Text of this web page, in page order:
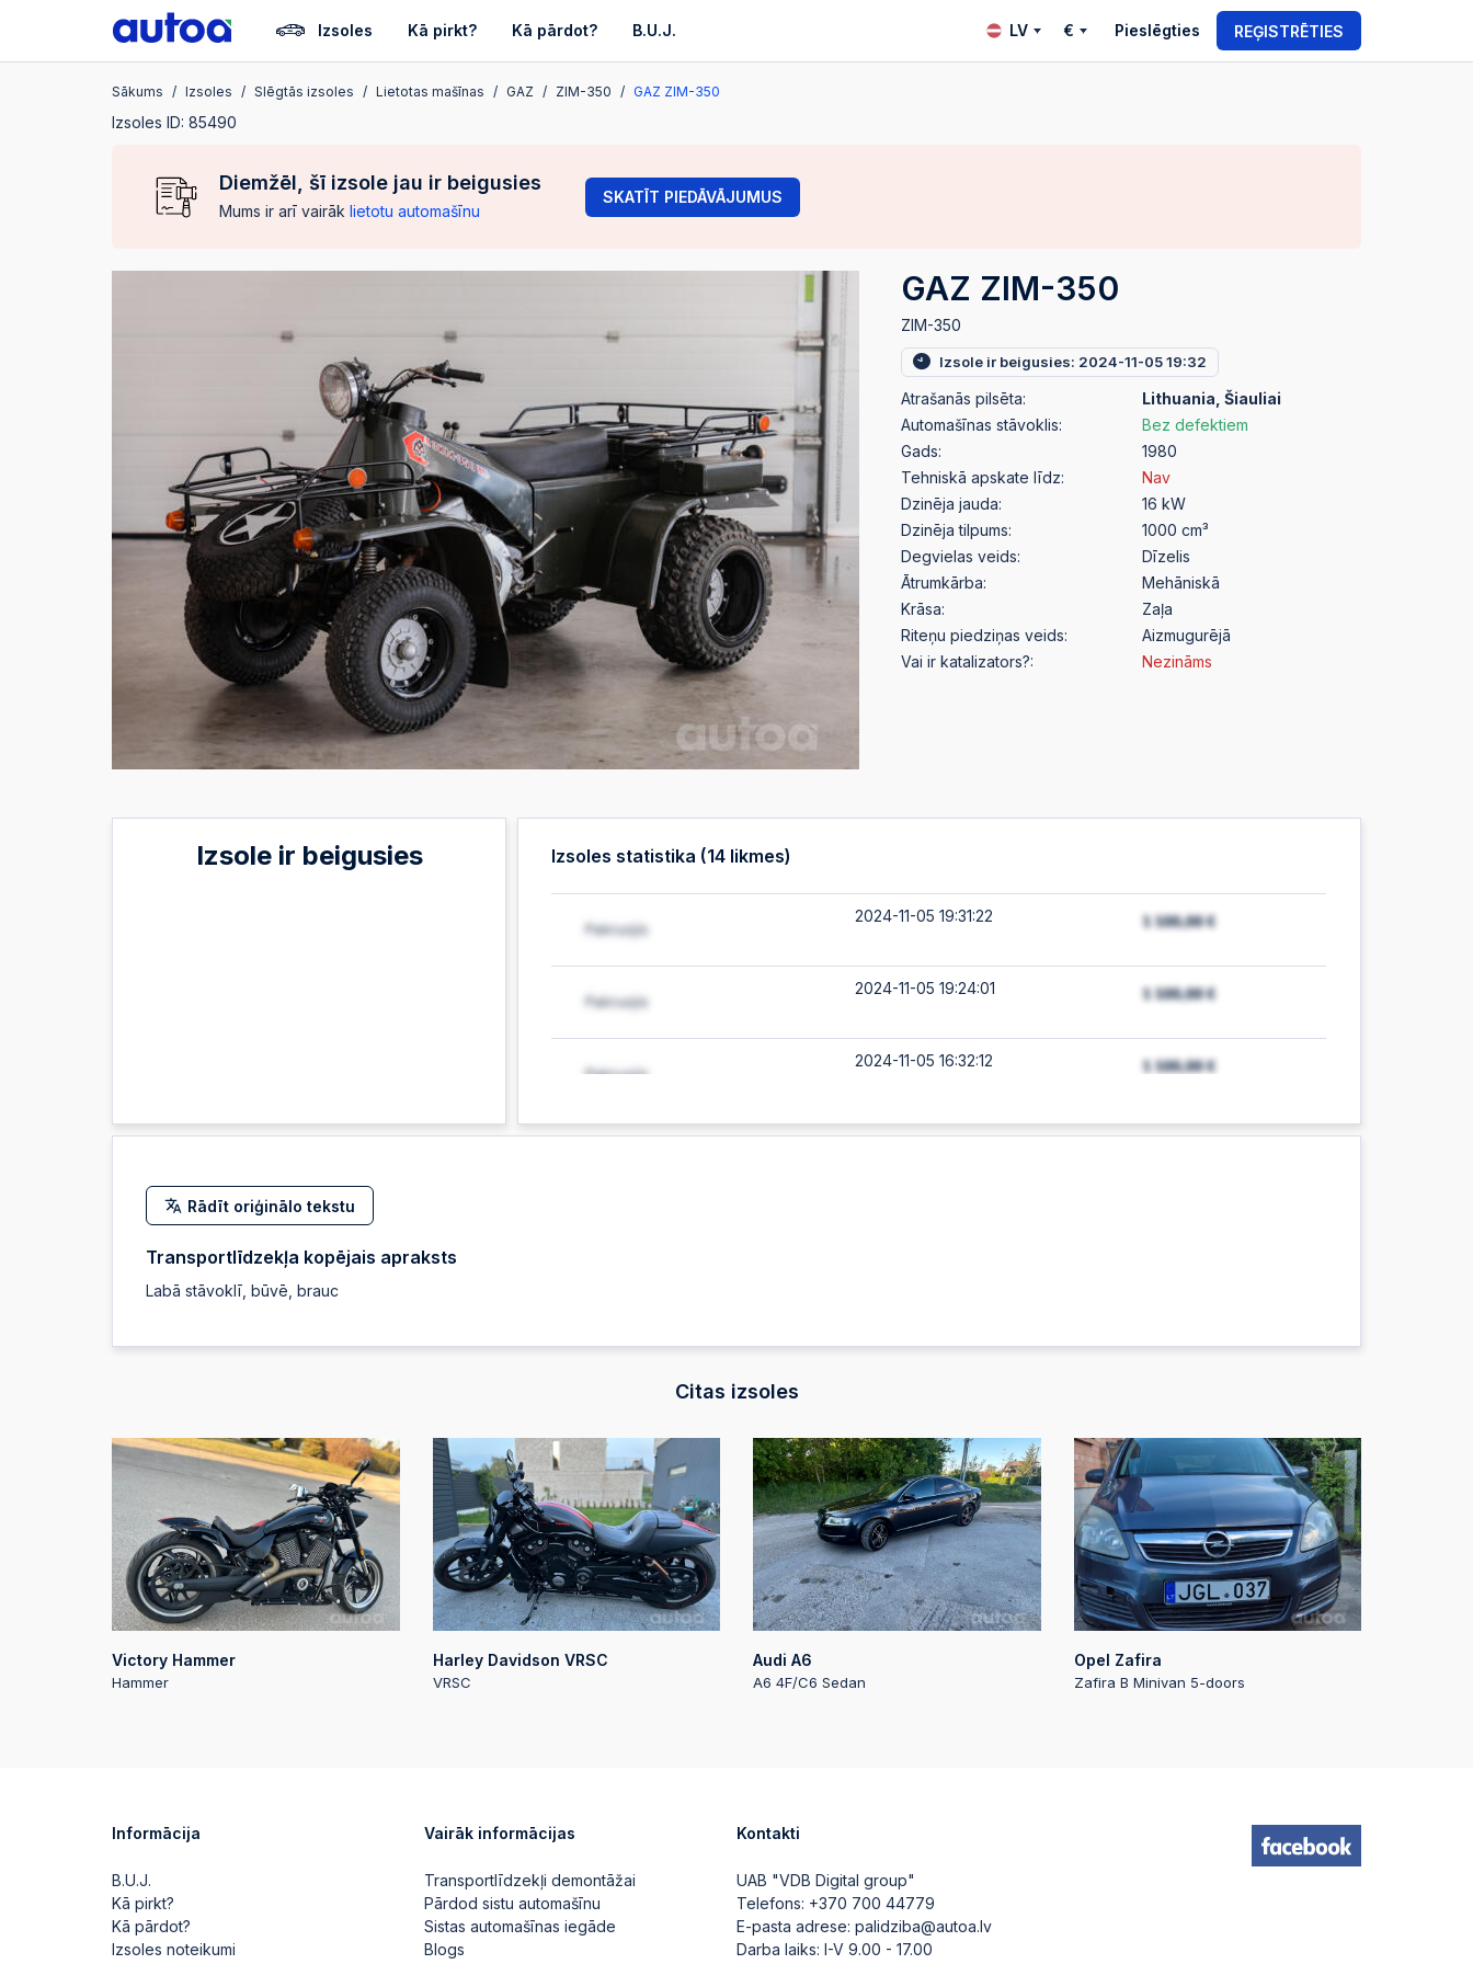
Izsoles Kā pirkt? Kā pārdot? B.U.J. LV € Pieslēgties REĢISTRĒTIES
Sākums Izsoles Slēgtās izsoles Lietotas mašīnas GAZ ZIM-350 GAZ ZIM-350
Izsoles ID: 85490
Diemžēl, šī izsole jau ir beigusies
Mums ir arī vairāk lietotu automašīnu
SKATĪT PIEDĀVĀJUMUS
GAZ ZIM-350
ZIM-350
Izsole ir beigusies: 2024-11-05 19:32
Atrašanās pilsēta:
Lithuania, Šiauliai
Automašīnas stāvoklis:
Bez defektiem
Gads:
1980
Tehniskā apskate līdz:
Nav
Dzinēja jauda:
16 kW
Dzinēja tilpums:
1000 cm³
Degvielas veids:
Dīzelis
Ātrumkārba:
Mehāniskā
Krāsa:
Zaļa
Riteņu piedziņas veids:
Aizmugurējā
Vai ir katalizators?:
Nezināms
Izsole ir beigusies Izsoles statistika (14 likmes)
2024-11-05 19:31:22
2024-11-05 19:24:01
2024-11-05 16:32:12
2024-11-05 15:46:07
2024-11-05 08:41:11
2024-11-04 22:43:34
2024-11-04 21:15:23
Rādīt oriģinālo tekstu
Transportlīdzekļa kopējais apraksts
Labā stāvoklī, būvē, brauc
Citas izsoles
Victory Hammer
Hammer
Harley Davidson VRSC
VRSC
Audi A6
A6 4F/C6 Sedan
Opel Zafira
Zafira B Minivan 5-doors
Informācija
B.U.J.
Kā pirkt?
Kā pārdot?
Izsoles noteikumi
Vairāk informācijas
Transportlīdzekļi demontāžai
Pārdod sistu automašīnu
Sistas automašīnas iegāde
Blogs
Kontakti
UAB "VDB Digital group"
Telefons: +370 700 44779
E-pasta adrese: palidziba@autoa.lv
Darba laiks: I-V 9.00 - 17.00